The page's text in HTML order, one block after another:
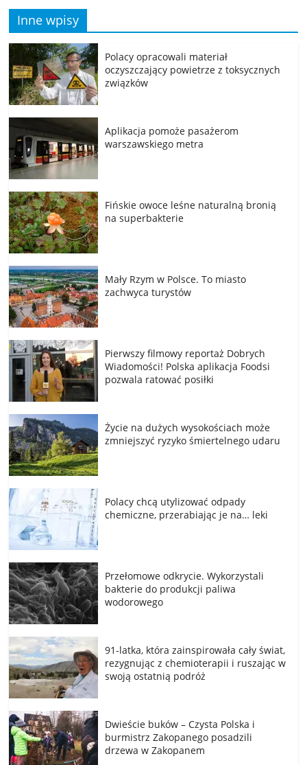
Inne wpisy
Polacy opracowali materiał
oczyszczający powietrze z toksycznych
związków
Aplikacja pomoże pasażerom
warszawskiego metra
Fińskie owoce leśne naturalną bronią
na superbakterie
Mały Rzym w Polsce. To miasto
zachwyca turystów
Pierwszy filmowy reportaż Dobrych
Wiadomości! Polska aplikacja Foodsi
pozwala ratować posiłki
Życie na dużych wysokościach może
zmniejszyć ryzyko śmiertelnego udaru
Polacy chcą utylizować odpady
chemiczne, przerabiając je na… leki
Przełomowe odkrycie. Wykorzystali
bakterie do produkcji paliwa
wodorowego
91-latka, która zainspirowała cały świat,
rezygnując z chemioterapii i ruszając w
swoją ostatnią podróż
Dwieście buków – Czysta Polska i
burmistrz Zakopanego posadzili
drzewa w Zakopanem